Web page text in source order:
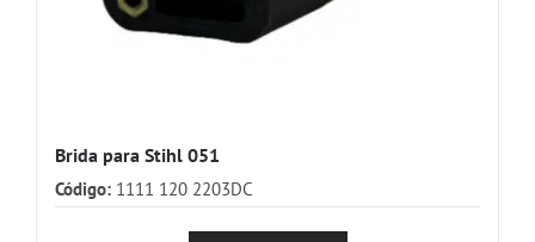
Brida para Stihl 051
Código: 1111 120 2203DC